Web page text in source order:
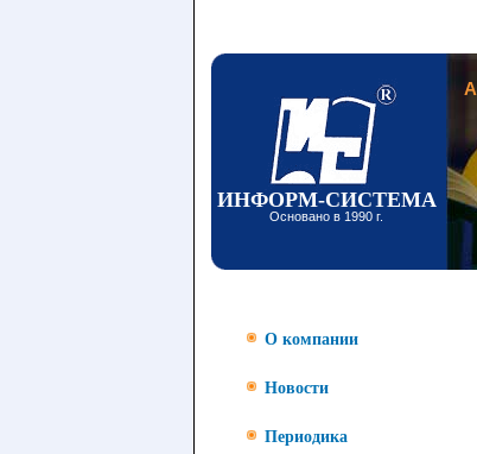
ИНФОРМ-СИСТЕМА
Основано в 1990 г.
О компании
Новости
Периодика